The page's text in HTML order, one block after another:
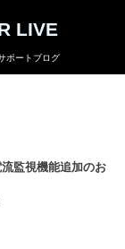
LIVE
ポートブログ
監視機能追加のお